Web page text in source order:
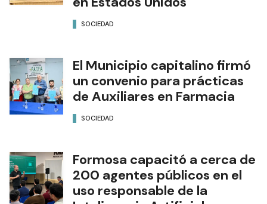
El Gobierno provincial inicia
la entrega de más de 200 mil
SOCIEDAD
María Alejandra Mareco
regresó a Formosa tras tres
en Estados Unidos
SOCIEDAD